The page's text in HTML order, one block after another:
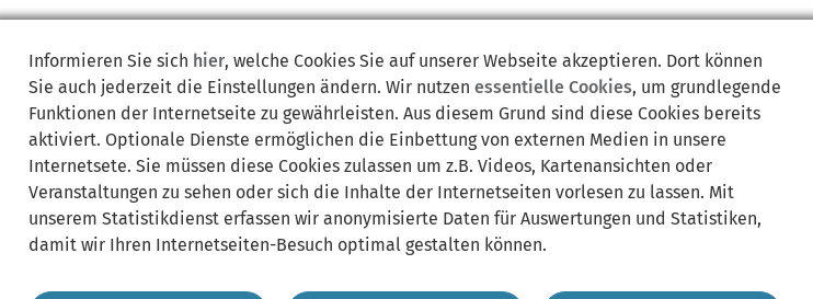
Informieren Sie sich hier, welche Cookies Sie auf unserer Webseite akzeptieren. Dort können
Sie auch jederzeit die Einstellungen ändern. Wir nutzen essentielle Cookies, um grundlegende
Funktionen der Internetseite zu gewährleisten. Aus diesem Grund sind diese Cookies bereits
aktiviert. Optionale Dienste ermöglichen die Einbettung von externen Medien in unsere
Internetsete. Sie müssen diese Cookies zulassen um z.B. Videos, Kartenansichten oder
Veranstaltungen zu sehen oder sich die Inhalte der Internetseiten vorlesen zu lassen. Mit
unserem Statistikdienst erfassen wir anonymisierte Daten für Auswertungen und Statistiken,
damit wir Ihren Internetseiten-Besuch optimal gestalten können.